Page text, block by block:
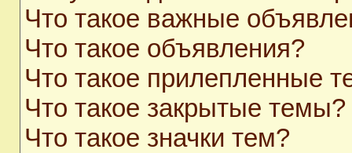
Что такое важные
Что такое объявления?
Что такое прилепленные
Что такое закрытые темы?
Что такое значки тем?